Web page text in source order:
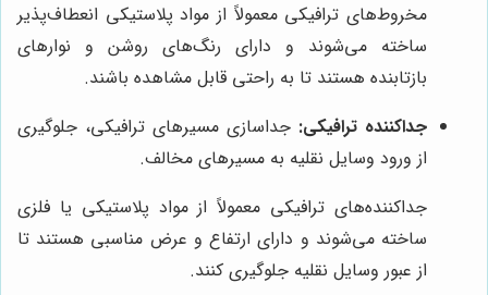
مخروط‌های ترافیکی معمولاً از مواد پلاستیکی انعطاف‌پذیر
ساخته می‌شوند و دارای رنگ‌های روشن و نوارهای
بازتابنده هستند تا به راحتی قابل مشاهده باشند.
جداکننده ترافیکی: جداسازی مسیرهای ترافیکی، جلوگیری
از ورود وسایل نقلیه به مسیرهای مخالف.
جداکننده‌های ترافیکی معمولاً از مواد پلاستیکی یا فلزی
ساخته می‌شوند و دارای ارتفاع و عرض مناسبی هستند تا
از عبور وسایل نقلیه جلوگیری کنند.